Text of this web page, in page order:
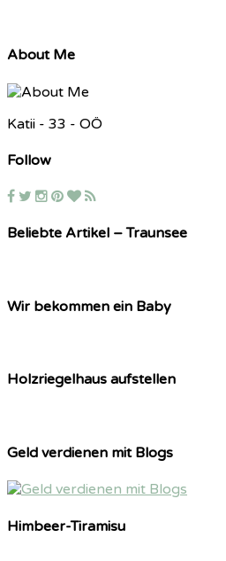
About Me
Katii - 33 - OÖ
Follow
Beliebte Artikel – Traunsee
Wir bekommen ein Baby
Holzriegelhaus aufstellen
Geld verdienen mit Blogs
Himbeer-Tiramisu